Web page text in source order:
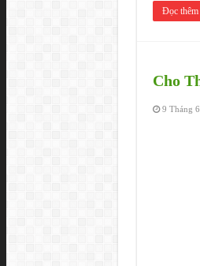
Đọc thêm
Cho
9 Tháng